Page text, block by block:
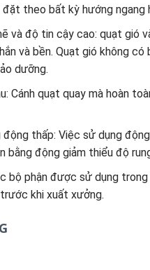
theo bất kỳ hướng ngang
và độ tin cậy cao: quạt gió
và bền. Quạt gió không
dưỡng.
Cánh quạt quay mà hoàn
động thấp: Việc sử dụng
bằng động giảm thiểu độ
bộ phận được sử dụng
khi xuất xưởng.